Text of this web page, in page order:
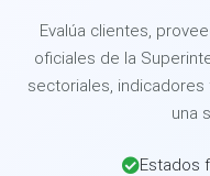
Evalúa clientes,
oficiales de la
sectoriales,
una
Estados